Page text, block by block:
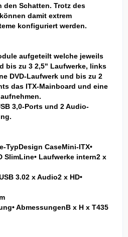
Schatten. Trotz des
damit extrem
konfiguriert werden.
aufgeteilt welche jeweils
bis zu 3 2,5" Laufwerke, links
DVD-Laufwerk und bis zu 2
das ITX-Mainboard und eine
3,0-Ports und 2 Audio-
TypDesign CaseMini-ITX•
SlimLine• Laufwerke intern2 x
3.02 x Audio2 x HD•
AbmessungenB x H x T435